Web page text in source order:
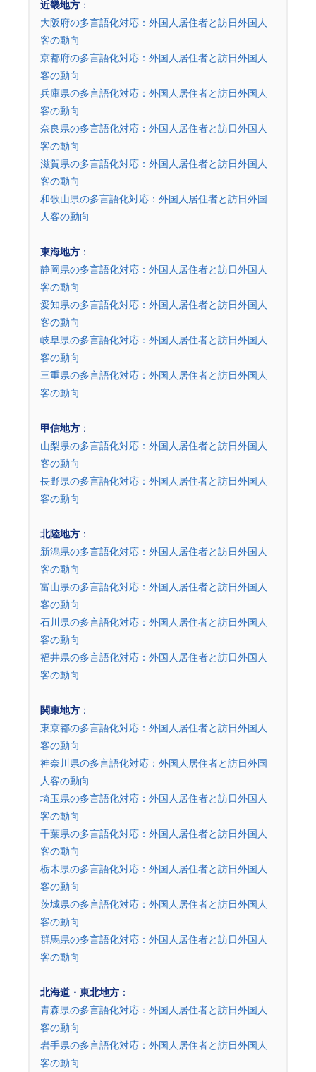
近畿地方 ：
大阪府の多言語化対応：外国人居住者と訪日外国人
客の動向
京都府の多言語化対応：外国人居住者と訪日外国人
客の動向
兵庫県の多言語化対応：外国人居住者と訪日外国人
客の動向
奈良県の多言語化対応：外国人居住者と訪日外国人
客の動向
滋賀県の多言語化対応：外国人居住者と訪日外国人
客の動向
和歌山県の多言語化対応：外国人居住者と訪日外国
人客の動向
東海地方 ：
静岡県の多言語化対応：外国人居住者と訪日外国人
客の動向
愛知県の多言語化対応：外国人居住者と訪日外国人
客の動向
岐阜県の多言語化対応：外国人居住者と訪日外国人
客の動向
三重県の多言語化対応：外国人居住者と訪日外国人
客の動向
甲信地方 ：
山梨県の多言語化対応：外国人居住者と訪日外国人
客の動向
長野県の多言語化対応：外国人居住者と訪日外国人
客の動向
北陸地方 ：
新潟県の多言語化対応：外国人居住者と訪日外国人
客の動向
富山県の多言語化対応：外国人居住者と訪日外国人
客の動向
石川県の多言語化対応：外国人居住者と訪日外国人
客の動向
福井県の多言語化対応：外国人居住者と訪日外国人
客の動向
関東地方 ：
東京都の多言語化対応：外国人居住者と訪日外国人
客の動向
神奈川県の多言語化対応：外国人居住者と訪日外国
人客の動向
埼玉県の多言語化対応：外国人居住者と訪日外国人
客の動向
千葉県の多言語化対応：外国人居住者と訪日外国人
客の動向
栃木県の多言語化対応：外国人居住者と訪日外国人
客の動向
茨城県の多言語化対応：外国人居住者と訪日外国人
客の動向
群馬県の多言語化対応：外国人居住者と訪日外国人
客の動向
北海道・東北地方 ：
青森県の多言語化対応：外国人居住者と訪日外国人
客の動向
岩手県の多言語化対応：外国人居住者と訪日外国人
客の動向